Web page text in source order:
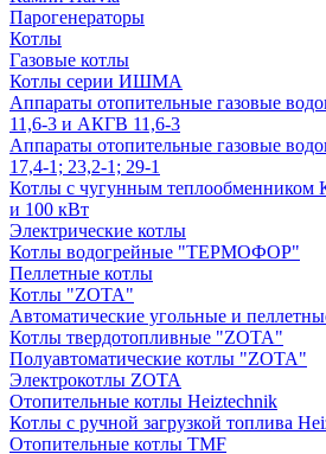
Парогенераторы
Котлы
Газовые котлы
Котлы серии ИШМА
Аппараты отопительные газовые
11,6-3 и АКГВ 11,6-3
Аппараты отопительные газовые
17,4-1; 23,2-1; 29-1
Котлы с чугунным теплообменником
и 100 кВт
Электрические котлы
Котлы водогрейные "ТЕРМОФОР"
Пеллетные котлы
Котлы "ZOTA"
Автоматические угольные и
Котлы твердотопливные "ZOTA"
Полуавтоматические котлы "ZOTA"
Электрокотлы ZOTA
Отопительные котлы Heiztechnik
Котлы с ручной загрузкой топлива
Отопительные котлы TMF